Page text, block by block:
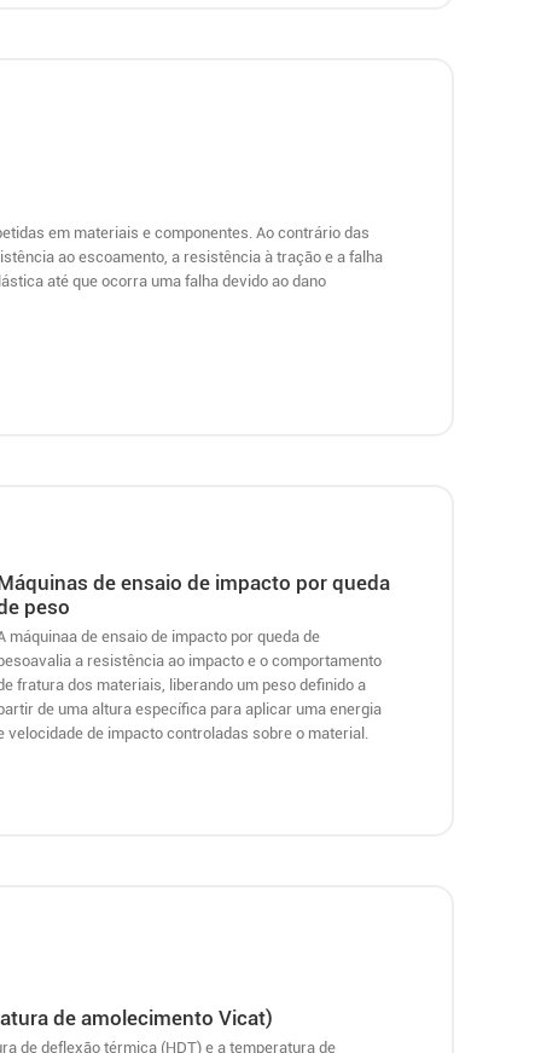
em materiais e componentes. Ao contrário das
ao escoamento, a resistência à tração e a falha
até que ocorra uma falha devido ao dano
de ensaio de impacto por queda
peso
máquinaa de ensaio de impacto por queda de
a resistência ao impacto e o comportamento
fratura dos materiais, liberando um peso definido a
de uma altura específica para aplicar uma energia
velocidade de impacto controladas sobre o material.
de amolecimento Vicat)
de deflexão térmica (HDT) e a temperatura de